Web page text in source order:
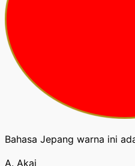
Bahasa Jepang warna ini
A. Akai